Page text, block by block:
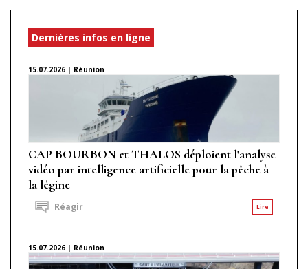
Dernières infos en ligne
15.07.2026 | Réunion
CAP BOURBON et THALOS déploient l'analyse
vidéo par intelligence artificielle pour la pêche à
la légine
Lire
Réagir
15.07.2026 | Réunion